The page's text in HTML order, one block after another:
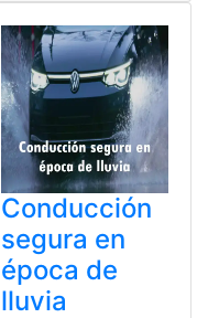
Conducción
segura en
época de
lluvia